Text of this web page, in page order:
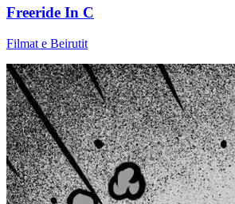
Freeride In C
Filmat e Beirutit